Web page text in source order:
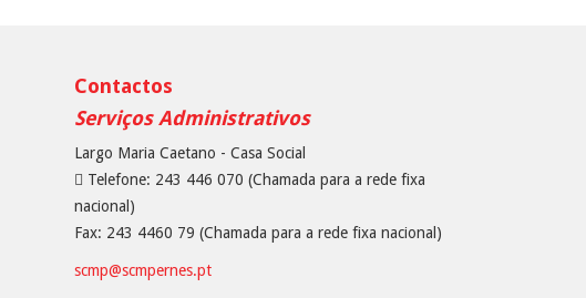
Contactos
Serviços Administrativos
Largo Maria Caetano - Casa Social
Telefone: 243 446 070 (Chamada para a rede fixa
nacional)
Fax: 243 4460 79 (Chamada para a rede fixa nacional)
scmp@scmpernes.pt